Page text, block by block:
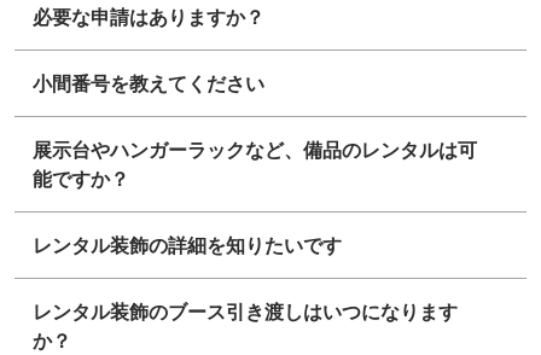
必要な申請はありますか？
小間番号を教えてください
展示台やハンガーラックなど、備品のレンタルは可
能ですか？
レンタル装飾の詳細を知りたいです
レンタル装飾のブース引き渡しはいつになります
か？